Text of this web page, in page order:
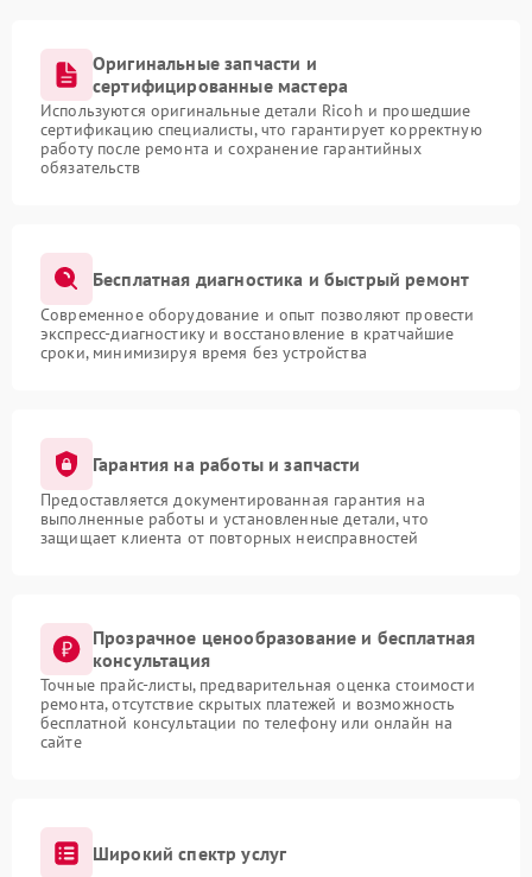
Оригинальные запчасти и
сертифицированные мастера
Используются оригинальные детали Ricoh и прошедшие
сертификацию специалисты, что гарантирует корректную
работу после ремонта и сохранение гарантийных
обязательств
Бесплатная диагностика и быстрый ремонт
Современное оборудование и опыт позволяют провести
экспресс-диагностику и восстановление в кратчайшие
сроки, минимизируя время без устройства
Гарантия на работы и запчасти
Предоставляется документированная гарантия на
выполненные работы и установленные детали, что
защищает клиента от повторных неисправностей
Прозрачное ценообразование и бесплатная
консультация
Точные прайс-листы, предварительная оценка стоимости
ремонта, отсутствие скрытых платежей и возможность
бесплатной консультации по телефону или онлайн на
сайте
Широкий спектр услуг